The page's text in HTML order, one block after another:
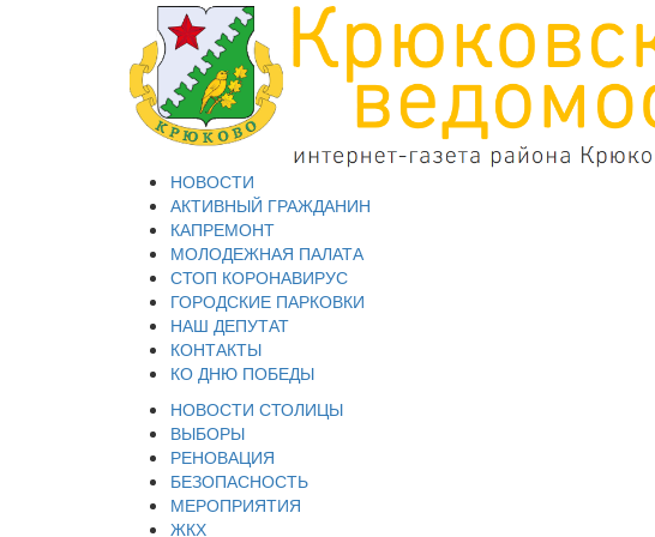
НОВОСТИ
АКТИВНЫЙ ГРАЖДАНИН
КАПРЕМОНТ
МОЛОДЕЖНАЯ ПАЛАТА
СТОП КОРОНАВИРУС
ГОРОДСКИЕ ПАРКОВКИ
НАШ ДЕПУТАТ
КОНТАКТЫ
КО ДНЮ ПОБЕДЫ
НОВОСТИ СТОЛИЦЫ
ВЫБОРЫ
РЕНОВАЦИЯ
БЕЗОПАСНОСТЬ
МЕРОПРИЯТИЯ
ЖКХ